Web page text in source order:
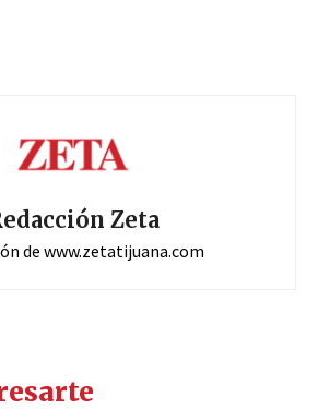
Zeta
de www.zetatijuana.com